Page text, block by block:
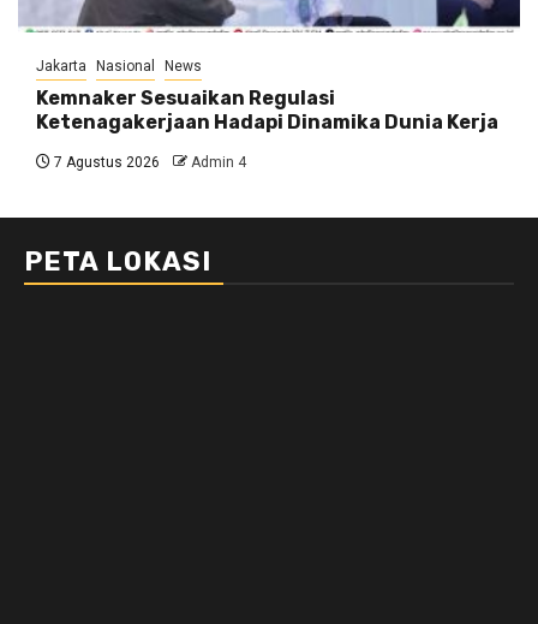
Jakarta Nasional News
Kemnaker Sesuaikan Regulasi
Ketenagakerjaan Hadapi Dinamika Dunia Kerja
7 Agustus 2026 Admin 4
PETA LOKASI